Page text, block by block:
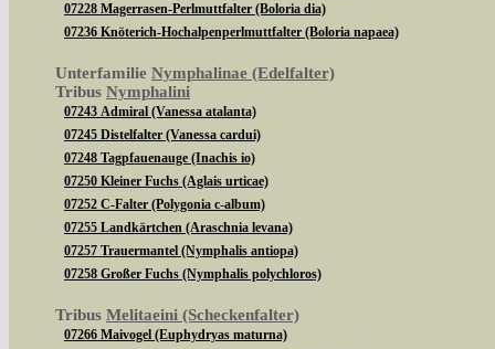
07228 Magerrasen-Perlmuttfalter (Boloria dia)
07236 Knöterich-Hochalpenperlmuttfalter (Boloria napaea)
Unterfamilie Nymphalinae (Edelfalter)
Tribus Nymphalini
07243 Admiral (Vanessa atalanta)
07245 Distelfalter (Vanessa cardui)
07248 Tagpfauenauge (Inachis io)
07250 Kleiner Fuchs (Aglais urticae)
07252 C-Falter (Polygonia c-album)
07255 Landkärtchen (Araschnia levana)
07257 Trauermantel (Nymphalis antiopa)
07258 Großer Fuchs (Nymphalis polychloros)
Tribus Melitaeini (Scheckenfalter)
07266 Maivogel (Euphydryas maturna)